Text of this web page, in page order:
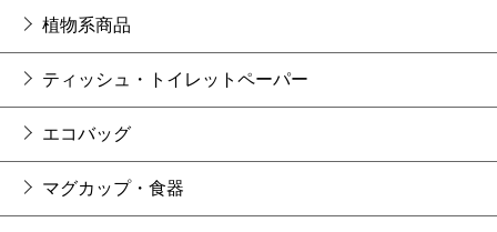
植物系商品
ティッシュ・トイレットペーパー
エコバッグ
マグカップ・食器